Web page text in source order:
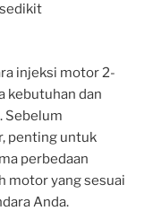
injeksi motor 2-
kebutuhan dan
Sebelum
penting untuk
perbedaan
motor yang sesuai
Anda.